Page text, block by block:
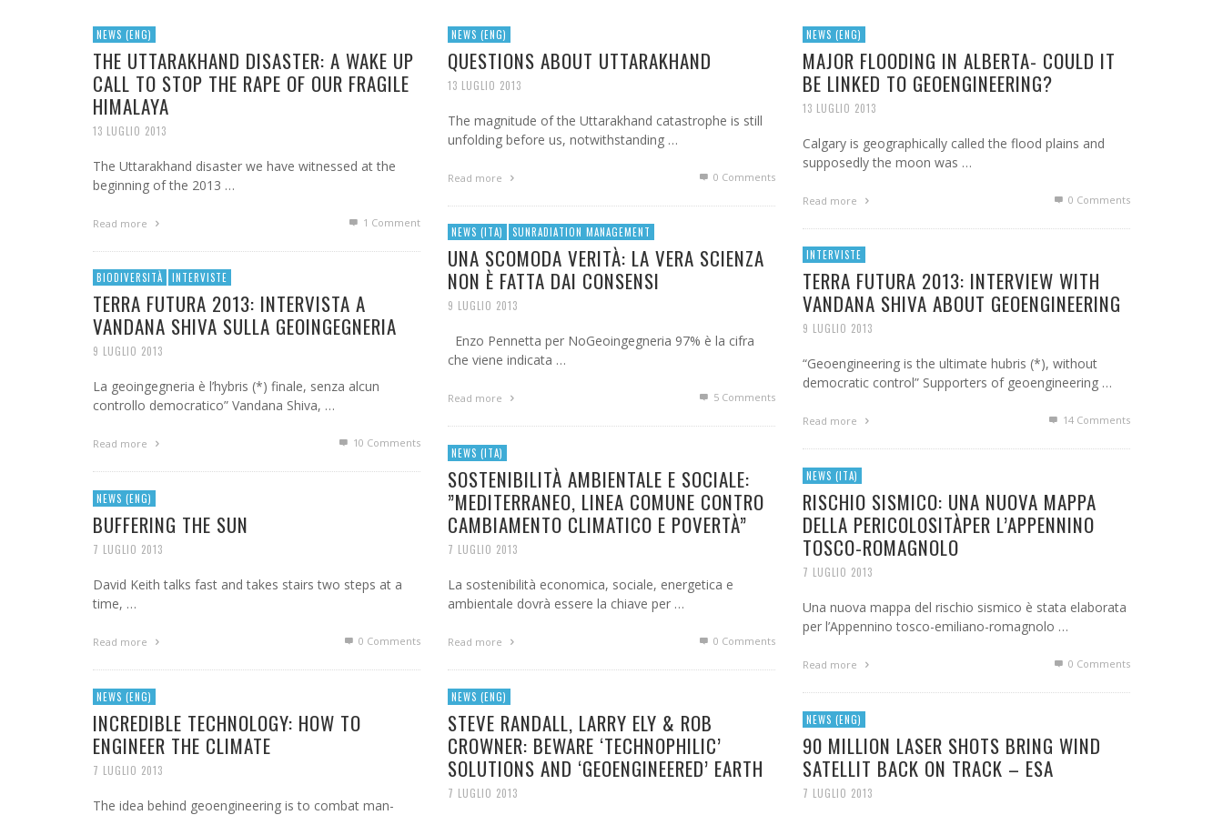
NEWS (ENG)
THE UTTARAKHAND DISASTER: A WAKE UP
CALL TO STOP THE RAPE OF OUR FRAGILE
HIMALAYA
13 LUGLIO 2013
The Uttarakhand disaster we have witnessed at the
beginning of the 2013 …
Read more 1 Comment
NEWS (ENG)
QUESTIONS ABOUT UTTARAKHAND
13 LUGLIO 2013
The magnitude of the Uttarakhand catastrophe is still
unfolding before us, notwithstanding …
Read more 0 Comments
NEWS (ENG)
MAJOR FLOODING IN ALBERTA- COULD IT
BE LINKED TO GEOENGINEERING?
13 LUGLIO 2013
Calgary is geographically called the flood plains and
supposedly the moon was …
Read more 0 Comments
NEWS (ITA) SUNRADIATION MANAGEMENT
UNA SCOMODA VERITÀ: LA VERA SCIENZA
NON È FATTA DAI CONSENSI
9 LUGLIO 2013
Enzo Pennetta per NoGeoingegneria 97% è la cifra
che viene indicata …
Read more 5 Comments
INTERVISTE
TERRA FUTURA 2013: INTERVIEW WITH
VANDANA SHIVA ABOUT GEOENGINEERING
9 LUGLIO 2013
“Geoengineering is the ultimate hubris (*), without
democratic control” Supporters of geoengineering …
Read more 14 Comments
BIODIVERSITÀ INTERVISTE
TERRA FUTURA 2013: INTERVISTA A
VANDANA SHIVA SULLA GEOINGEGNERIA
9 LUGLIO 2013
La geoingegneria è l’hybris (*) finale, senza alcun
controllo democratico” Vandana Shiva, …
Read more 10 Comments
NEWS (ITA)
SOSTENIBILITÀ AMBIENTALE E SOCIALE:
”MEDITERRANEO, LINEA COMUNE CONTRO
CAMBIAMENTO CLIMATICO E POVERTÀ”
7 LUGLIO 2013
La sostenibilità economica, sociale, energetica e
ambientale dovrà essere la chiave per …
Read more 0 Comments
NEWS (ITA)
RISCHIO SISMICO: UNA NUOVA MAPPA
DELLA PERICOLOSITÀPER L’APPENNINO
TOSCO-ROMAGNOLO
7 LUGLIO 2013
Una nuova mappa del rischio sismico è stata elaborata
per l’Appennino tosco-emiliano-romagnolo …
Read more 0 Comments
NEWS (ENG)
BUFFERING THE SUN
7 LUGLIO 2013
David Keith talks fast and takes stairs two steps at a
time, …
Read more 0 Comments
NEWS (ENG)
INCREDIBLE TECHNOLOGY: HOW TO
ENGINEER THE CLIMATE
7 LUGLIO 2013
The idea behind geoengineering is to combat man-
NEWS (ENG)
STEVE RANDALL, LARRY ELY & ROB
CROWNER: BEWARE ‘TECHNOPHILIC’
SOLUTIONS AND ‘GEOENGINEERED’ EARTH
7 LUGLIO 2013
NEWS (ENG)
90 MILLION LASER SHOTS BRING WIND
SATELLIT BACK ON TRACK – ESA
7 LUGLIO 2013